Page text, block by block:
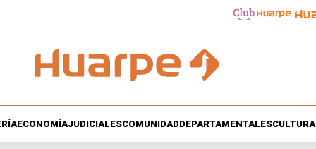
ECONOMÍAJUDICIALESCOMUNIDADDEPARTAMENTALESCULTURA